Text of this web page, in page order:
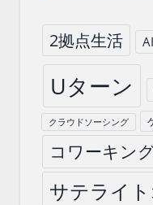
2拠点生活 AI
Uターン
クラウドソーシング
コワーキン
サテライ